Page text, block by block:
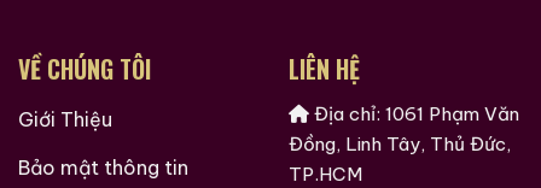
VỀ CHÚNG TÔI
Giới Thiệu
Bảo mật thông tin
LIÊN HỆ
Địa chỉ: 1061 Phạm Văn
Đồng, Linh Tây, Thủ Đức,
TP.HCM